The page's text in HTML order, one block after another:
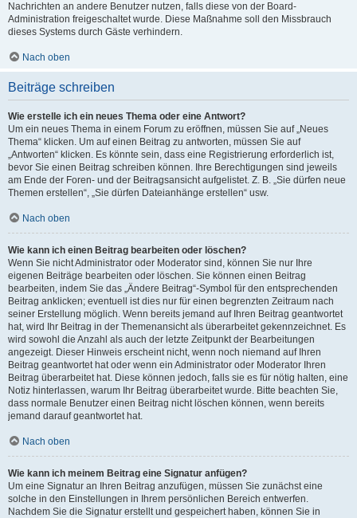
Nachrichten an andere Benutzer nutzen, falls diese von der Board-
Administration freigeschaltet wurde. Diese Maßnahme soll den Missbrauch
dieses Systems durch Gäste verhindern.
Nach oben
Beiträge schreiben
Wie erstelle ich ein neues Thema oder eine Antwort?
Um ein neues Thema in einem Forum zu eröffnen, müssen Sie auf „Neues
Thema“ klicken. Um auf einen Beitrag zu antworten, müssen Sie auf
„Antworten“ klicken. Es könnte sein, dass eine Registrierung erforderlich ist,
bevor Sie einen Beitrag schreiben können. Ihre Berechtigungen sind jeweils
am Ende der Foren- und der Beitragsansicht aufgelistet. Z. B. „Sie dürfen neue
Themen erstellen“, „Sie dürfen Dateianhänge erstellen“ usw.
Nach oben
Wie kann ich einen Beitrag bearbeiten oder löschen?
Wenn Sie nicht Administrator oder Moderator sind, können Sie nur Ihre
eigenen Beiträge bearbeiten oder löschen. Sie können einen Beitrag
bearbeiten, indem Sie das „Ändere Beitrag“-Symbol für den entsprechenden
Beitrag anklicken; eventuell ist dies nur für einen begrenzten Zeitraum nach
seiner Erstellung möglich. Wenn bereits jemand auf Ihren Beitrag geantwortet
hat, wird Ihr Beitrag in der Themenansicht als überarbeitet gekennzeichnet. Es
wird sowohl die Anzahl als auch der letzte Zeitpunkt der Bearbeitungen
angezeigt. Dieser Hinweis erscheint nicht, wenn noch niemand auf Ihren
Beitrag geantwortet hat oder wenn ein Administrator oder Moderator Ihren
Beitrag überarbeitet hat. Diese können jedoch, falls sie es für nötig halten, eine
Notiz hinterlassen, warum Ihr Beitrag überarbeitet wurde. Bitte beachten Sie,
dass normale Benutzer einen Beitrag nicht löschen können, wenn bereits
jemand darauf geantwortet hat.
Nach oben
Wie kann ich meinem Beitrag eine Signatur anfügen?
Um eine Signatur an Ihren Beitrag anzufügen, müssen Sie zunächst eine
solche in den Einstellungen in Ihrem persönlichen Bereich entwerfen.
Nachdem Sie die Signatur erstellt und gespeichert haben, können Sie in